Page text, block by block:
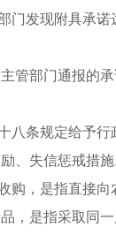
门发现附具承
管部门通报的
八条规定给予
、失信惩戒措施
购，是指直接向
，是指采取同